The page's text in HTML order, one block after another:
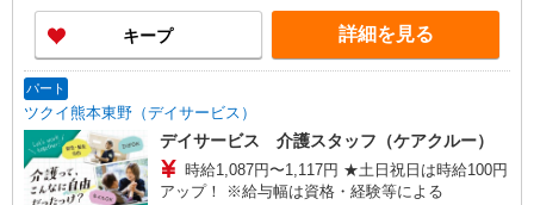
キープ 詳細を見る
パート
ツクイ熊本東野（デイサービス）
デイサービス 介護スタッフ（ケアクルー）
時給1,087円〜1,117円 ★土日祝日は時給100円
アップ！ ※給与幅は資格・経験等による